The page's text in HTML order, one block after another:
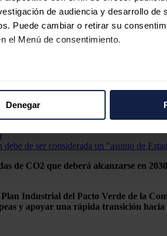
de audiencia y desarrollo de
Puede cambiar o retirar su
el Menú de consentimiento.
el uso que haga del sitio web
sus servicios.
Denegar
el procedimiento garantizará que
a la resiliencia se aplicará si
si la Comisión ha evaluado primero el
de ser considerada un "asunto de
de CO2 que deberá alcanzarse en 2030
Industrial del Pacto Verde de la
y apoyar una rápida transición